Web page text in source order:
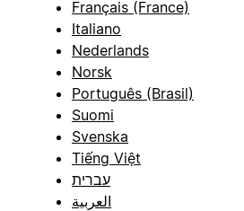
Français (France)
Italiano
Nederlands
Norsk
Português (Brasil)
Suomi
Svenska
Tiếng Việt
עברית
العربية